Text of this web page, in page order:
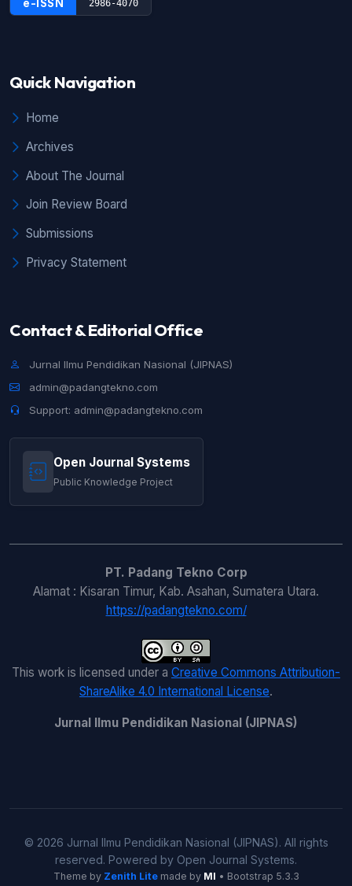
e-ISSN 2986-4070
Quick Navigation
Home
Archives
About The Journal
Join Review Board
Submissions
Privacy Statement
Contact & Editorial Office
Jurnal Ilmu Pendidikan Nasional (JIPNAS)
admin@padangtekno.com
Support: admin@padangtekno.com
Open Journal Systems
Public Knowledge Project
PT. Padang Tekno Corp
Alamat : Kisaran Timur, Kab. Asahan, Sumatera Utara.
https://padangtekno.com/
This work is licensed under a Creative Commons Attribution-
ShareAlike 4.0 International License.
Jurnal Ilmu Pendidikan Nasional (JIPNAS)
© 2026 Jurnal Ilmu Pendidikan Nasional (JIPNAS). All rights
reserved. Powered by Open Journal Systems.
Theme by Zenith Litemade by MI • Bootstrap 5.3.3